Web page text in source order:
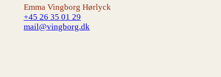
Emma Vingborg Hørlyck
+45 26 35 01 29
mail@vingborg.dk